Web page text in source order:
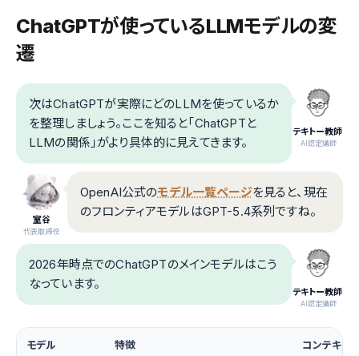
ChatGPTが使っているLLMモデルの変
遷
テキトー教師
.AI認定講師
次はChatGPTが実際にどのLLMを使っているか
を整理しましょう。ここを知ると「ChatGPTと
LLMの関係」がより具体的に見えてきます。
室谷
代表取締役
OpenAI公式のモデル一覧ページを見ると、現在
のフロンティアモデルはGPT-5.4系列ですね。
テキトー教師
.AI認定講師
2026年時点でのChatGPTのメインモデルはこう
なっています。
モデル 特徴 コンテキス